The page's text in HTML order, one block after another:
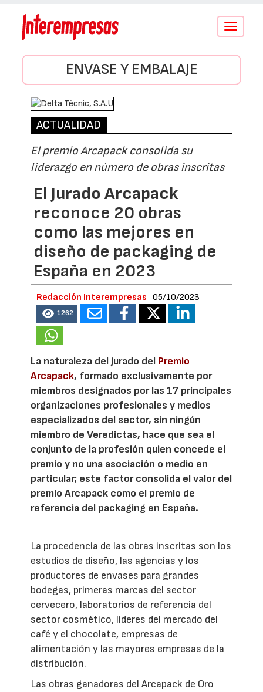
Conmutar
ENVASE Y EMBALAJE
ACTUALIDAD
El premio Arcapack consolida su
liderazgo en número de obras inscritas
El Jurado Arcapack
reconoce 20 obras
como las mejores en
diseño de packaging de
España en 2023
Redacción Interempresas 05/10/2023
1262
La naturaleza del jurado del Premio
Arcapack, formado exclusivamente por
miembros designados por las 17 principales
organizaciones profesionales y medios
especializados del sector, sin ningún
miembro de Veredictas, hace que sea el
conjunto de la profesión quien concede el
premio y no una asociación o medio en
particular; este factor consolida el valor del
premio Arcapack como el premio de
referencia del packaging en España.
La procedencia de las obras inscritas son los
estudios de diseño, las agencias y los
productores de envases para grandes
bodegas, primeras marcas del sector
cervecero, laboratorios de referencia del
sector cosmético, líderes del mercado del
café y el chocolate, empresas de
alimentación y las mayores empresas de la
distribución.
Las obras ganadoras del Arcapack de Oro